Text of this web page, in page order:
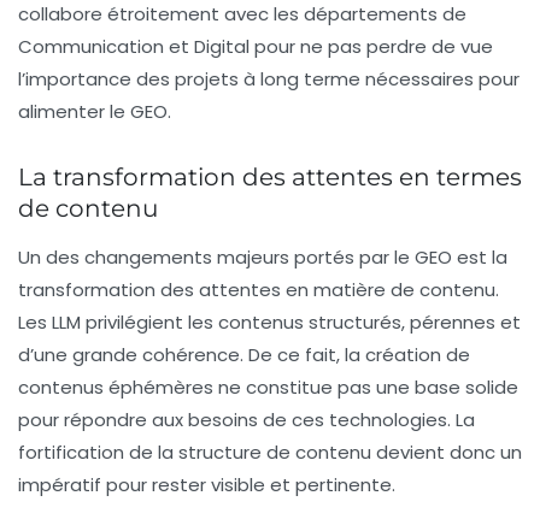
collabore étroitement avec les départements de
Communication et Digital pour ne pas perdre de vue
l’importance des projets à long terme nécessaires pour
alimenter le GEO.
La transformation des attentes en termes
de contenu
Un des changements majeurs portés par le GEO est la
transformation des attentes en matière de contenu.
Les LLM privilégient les contenus structurés, pérennes et
d’une grande cohérence. De ce fait, la création de
contenus éphémères ne constitue pas une base solide
pour répondre aux besoins de ces technologies. La
fortification de la structure de contenu devient donc un
impératif pour rester visible et pertinente.